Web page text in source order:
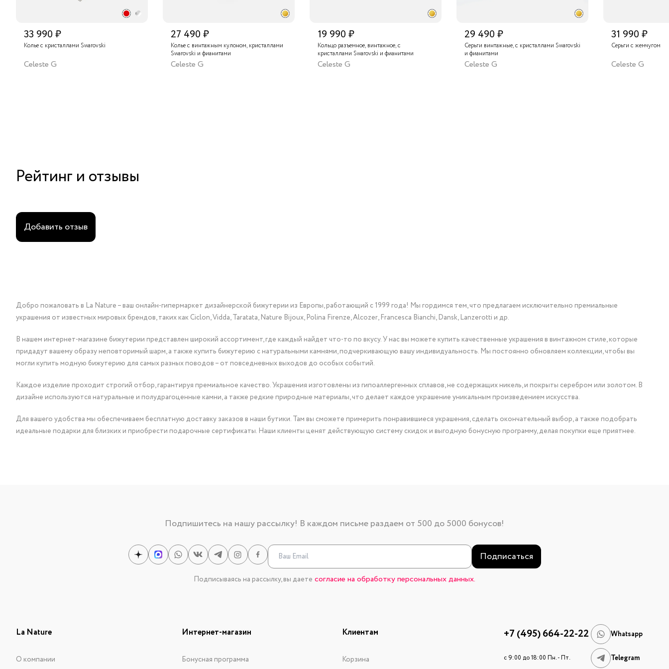
33 990 ₽
Колье с кристаллами Swarovski
Celeste G
27 490 ₽
Колье с винтажным кулоном, кристаллами
Swarovski и фианитами
Celeste G
19 990 ₽
Кольцо разъемное, винтажное, с
кристаллами Swarovski и фианитами
Celeste G
29 490 ₽
Серьги винтажные, с кристаллами Swarovski
и фианитами
Celeste G
31 990 ₽
Серьги с жемчугом
Celeste G
Рейтинг и отзывы
Добавить отзыв
Добро пожаловать в La Nature – ваш онлайн-гипермаркет дизайнерской бижутерии из Европы, работающий с 1999 года! Мы гордимся тем, что предлагаем исключительно премиальные
украшения от известных мировых брендов, таких как Ciclon, Vidda, Taratata, Nature Bijoux, Polina Firenze, Alcozer, Francesca Bianchi, Dansk, Lanzerotti и др.
В нашем интернет-магазине бижутерии представлен широкий ассортимент, где каждый найдет что-то по вкусу. У нас вы можете купить качественные украшения в винтажном стиле, которые
придадут вашему образу неповторимый шарм, а также купить бижутерию с натуральными камнями, подчеркивающую вашу индивидуальность. Мы постоянно обновляем коллекции, чтобы вы
могли купить модную бижутерию для самых разных поводов – от повседневных выходов до особых событий.
Каждое изделие проходит строгий отбор, гарантируя премиальное качество. Украшения изготовлены из гипоаллергенных сплавов, не содержащих никель, и покрыты серебром или золотом. В
дизайне используются натуральные и полудрагоценные камни, а также редкие природные материалы, что делает каждое украшение уникальным произведением искусства.
Для вашего удобства мы обеспечиваем бесплатную доставку заказов в наши бутики. Там вы сможете примерить понравившиеся украшения, сделать окончательный выбор, а также подобрать
идеальные подарки для близких и приобрести подарочные сертификаты. Наши клиенты ценят действующую систему скидок и выгодную бонусную программу, делая покупки еще приятнее.
Подпишитесь на нашу рассылку! В каждом письме раздаем от 500 до 5000 бонусов!
Подписаться
Подписываясь на рассылку, вы даете согласие на обработку персональных данных.
La Nature
О компании
Интернет-магазин
Бонусная программа
Клиентам
Корзина
+7 (495) 664-22-22 Whatsapp
c 9:00 до 18:00 Пн. - Пт. Telegram